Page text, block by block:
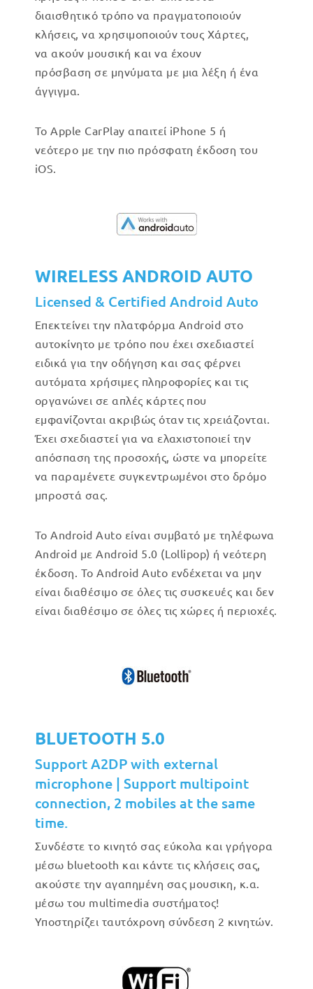
διαισθητικό τρόπο να πραγματοποιούν
κλήσεις, να χρησιμοποιούν τους Χάρτες,
να ακούν μουσική και να έχουν
πρόσβαση σε μηνύματα με μια λέξη ή ένα
άγγιγμα.
Το Apple CarPlay απαιτεί iPhone 5 ή
νεότερο με την πιο πρόσφατη έκδοση του
iOS.
WIRELESS ANDROID AUTO
Licensed & Certified Android Auto
Επεκτείνει την πλατφόρμα Android στο
αυτοκίνητο με τρόπο που έχει σχεδιαστεί
ειδικά για την οδήγηση και σας φέρνει
αυτόματα χρήσιμες πληροφορίες και τις
οργανώνει σε απλές κάρτες που
εμφανίζονται ακριβώς όταν τις χρειάζονται.
Έχει σχεδιαστεί για να ελαχιστοποιεί την
απόσπαση της προσοχής, ώστε να μπορείτε
να παραμένετε συγκεντρωμένοι στο δρόμο
μπροστά σας.
Το Android Auto είναι συμβατό με τηλέφωνα
Android με Android 5.0 (Lollipop) ή νεότερη
έκδοση. Το Android Auto ενδέχεται να μην
είναι διαθέσιμο σε όλες τις συσκευές και δεν
είναι διαθέσιμο σε όλες τις χώρες ή περιοχές.
BLUETOOTH 5.0
Support A2DP with external
microphone | Support multipoint
connection, 2 mobiles at the same
time.
Συνδέστε το κινητό σας εύκολα και γρήγορα
μέσω bluetooth και κάντε τις κλήσεις σας,
ακούστε την αγαπημένη σας μουσικη, κ.α.
μέσω του multimedia συστήματος!
Υποστηρίζει ταυτόχρονη σύνδεση 2 κινητών.